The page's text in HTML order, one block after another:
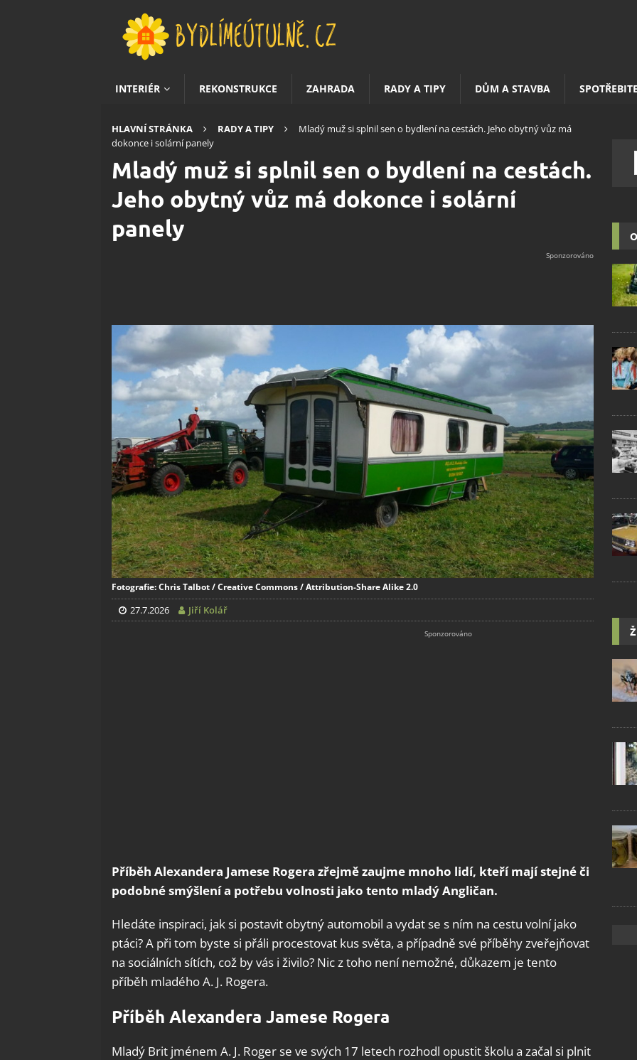
INTERIÉR REKONSTRUKCE ZAHRADA RADY A TIPY DŮM A STAVBA
HLAVNÍ STRÁNKA RADY A TIPY
Mladý muž si splnil sen o bydlení na cestách. Jeho obytný vůz má
dokonce i solární panely
Mladý muž si splnil sen o bydlení na cestách.
Jeho obytný vůz má dokonce i solární
panely
Fotografie: Chris Talbot / Creative Commons / Attribution-Share Alike 2.0
27.7.2026 Jiří Kolář
Příběh Alexandera Jamese Rogera zřejmě zaujme mnoho lidí, kteří mají stejné či
podobné smýšlení a potřebu volnosti jako tento mladý Angličan.
Hledáte inspiraci, jak si postavit obytný automobil a vydat se s ním na cestu volní jako
ptáci? A při tom byste si přáli procestovat kus světa, a případně své příběhy zveřejňovat
na sociálních sítích, což by vás i živilo? Nic z toho není nemožné, důkazem je tento
příběh mladého A. J. Rogera.
Příběh Alexandera Jamese Rogera
Mladý Brit jménem A. J. Roger se ve svých 17 letech rozhodl opustit školu a začal si plnit